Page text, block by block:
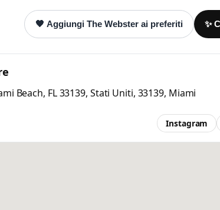
🖤 Aggiungi The Webster ai preferiti ✨
Beach, FL 33139, Stati Uniti, 33139, Miami
Instagram
Accetto l’informativa privacy